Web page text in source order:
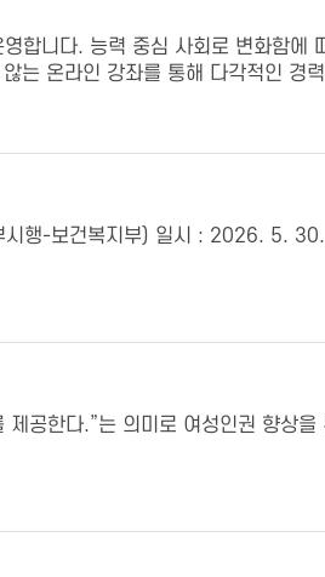
합니다. 능력 중심 사회로 변화함에
는 온라인 강좌를 통해 다각적인 경
시행-보건복지부) 일시 : 2026. 5.
공한다.”는 의미로 여성인권 향상